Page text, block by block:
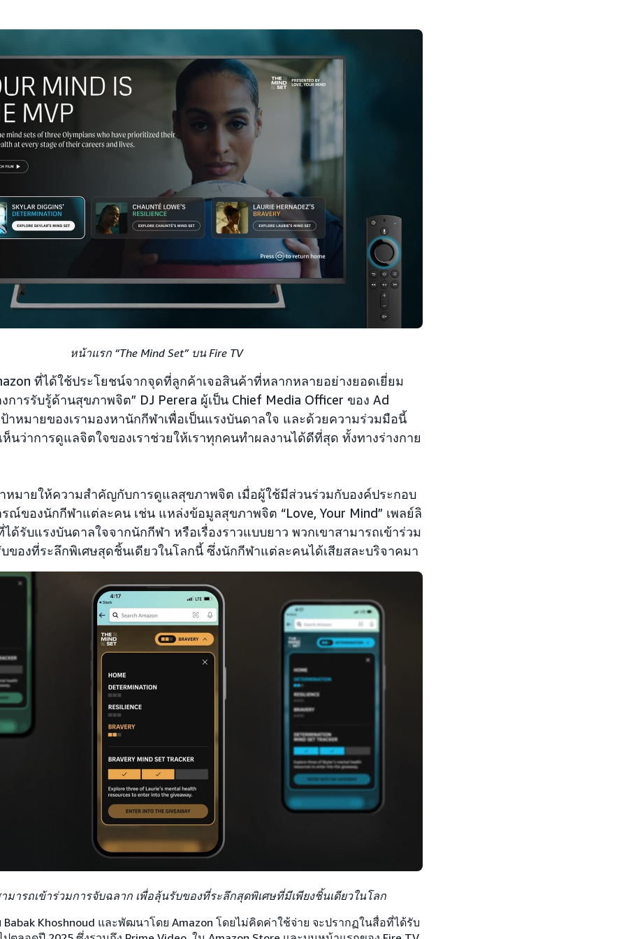
หน้าแรก “The Mind Set” บน Fire TV
ที่ได้ใช้ประโยชน์จากจุดที่ลูกค้าเจอสินค้าที่หลากหลายอย่างยอดเยี่ยม
การรับรู้ด้านสุขภาพจิต” DJ Perera ผู้เป็น Chief Media Officer ของ Ad
ป้าหมายของเรามองหานักกีฬาเพื่อเป็นแรงบันดาลใจ และด้วยความร่วมมือนี้
ห็นว่าการดูแลจิตใจของเราช่วยให้เราทุกคนทำผลงานได้ดีที่สุด ทั้งทางร่างกาย
หมายให้ความสำคัญกับการดูแลสุขภาพจิต เมื่อผู้ใช้มีส่วนร่วมกับองค์ประกอบ
ณ์ของนักกีฬาแต่ละคน เช่น แหล่งข้อมูลสุขภาพจิต “Love, Your Mind” เพลย์ลิ
ได้รับแรงบันดาลใจจากนักกีฬา หรือเรื่องราวแบบยาว พวกเขาสามารถเข้าร่วม
ของที่ระลึกพิเศษสุดชิ้นเดียวในโลกนี้ ซึ่งนักกีฬาแต่ละคนได้เสียสละบริจาคมา
มารถเข้าร่วมการจับฉลาก เพื่อลุ้นรับของที่ระลึกสุดพิเศษที่มีเพียงชิ้นเดียวในโลก
Babak Khoshnoud และพัฒนาโดย Amazon โดยไม่คิดค่าใช้จ่าย จะปรากฏในสื่อที่ได้รับ